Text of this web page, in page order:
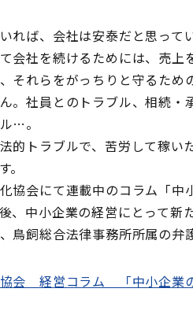
れば、会社は安泰だと思って
会社を続けるためには、売上
それらをがっちりと守るた
。社員とのトラブル、相続
…。
的トラブルで、苦労して稼い
協会にて連載中のコラム「中
、中小企業の経営にとって新
鳥飼総合法律事務所所属の弁
会 経営コラム 「中小企業の